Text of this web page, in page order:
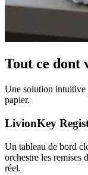
Tout ce dont
Une solution intuitive
papier.
LivionKey
Un tableau de bord
orchestre les remises
réel.